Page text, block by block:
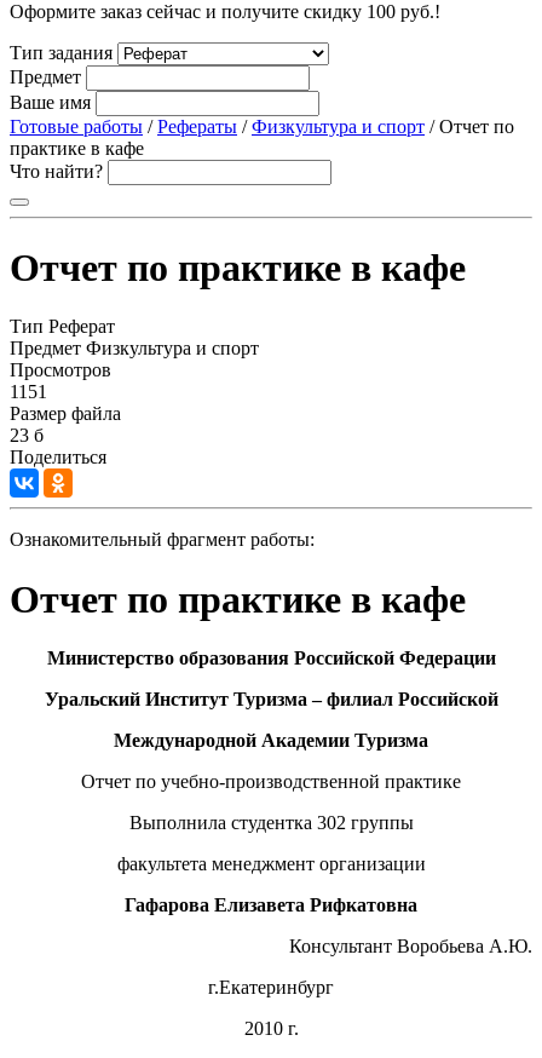
Оформите заказ сейчас и получите скидку 100 руб.!
Тип задания
Предмет
Ваше имя
Готовые работы /Рефераты /Физкультура и спорт / Отчет по
практике в кафе
Что найти?
Отчет по практике в кафе
Тип Реферат
Предмет Физкультура и спорт
Просмотров
1151
Размер файла
23 б
Поделиться
Ознакомительный фрагмент работы:
Отчет по практике в кафе
Министерство образования Российской Федерации
Уральский Институт Туризма – филиал Российской
Международной Академии Туризма
Отчет по учебно-производственной практике
Выполнила студентка 302 группы
факультета менеджмент организации
Гафарова Елизавета Рифкатовна
Консультант Воробьева А.Ю.
г.Екатеринбург
2010 г.